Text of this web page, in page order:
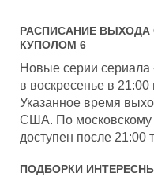
РАСПИСАНИЕ ВЫХОДА
КУПОЛОМ 6
Новые серии
в воскресенье в
Указанное время
США. По московскому
доступен после 21:00
ПОДБОРКИ